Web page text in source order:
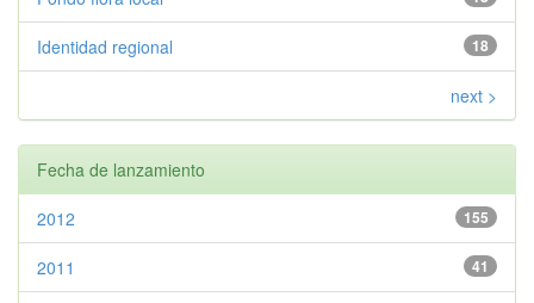
18
Identidad regional
next >
Fecha de lanzamiento
155
2012
41
2011